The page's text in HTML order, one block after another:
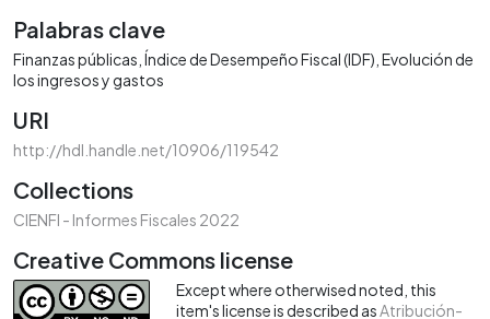
Palabras clave
Finanzas públicas Índice de Desempeño Fiscal (IDF) Evolución de
los ingresos y gastos
URI
http://hdl.handle.net/10906/119542
Collections
CIENFI - Informes Fiscales 2022
Creative Commons license
Except where otherwised noted, this
item's license is described asAtribución-